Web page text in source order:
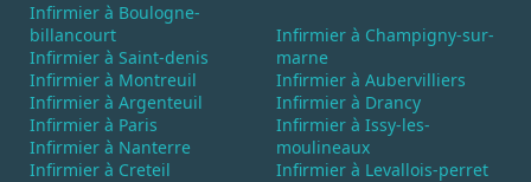
Infirmier à Boulogne-
billancourt
Infirmier à Saint-denis
Infirmier à Montreuil
Infirmier à Argenteuil
Infirmier à Paris
Infirmier à Nanterre
Infirmier à Creteil
Infirmier à Champigny-sur-
marne
Infirmier à Aubervilliers
Infirmier à Drancy
Infirmier à Issy-les-
moulineaux
Infirmier à Levallois-perret